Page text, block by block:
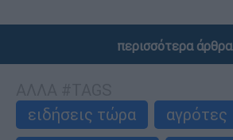
περισσότερα άρθρα
ειδήσεις τώρα
αγρότες